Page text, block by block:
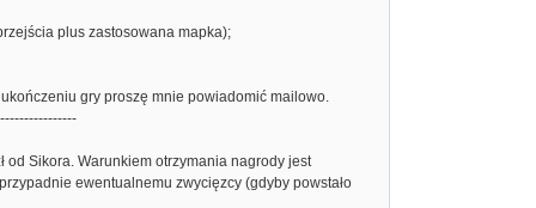
plus zastosowana mapka);
gry proszę mnie powiadomić mailowo.
od Sikora. Warunkiem otrzymania nagrody jest
ewentualnemu zwycięzcy (gdyby powstało